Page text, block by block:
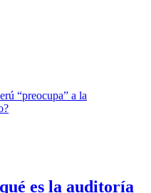
es la auditoría